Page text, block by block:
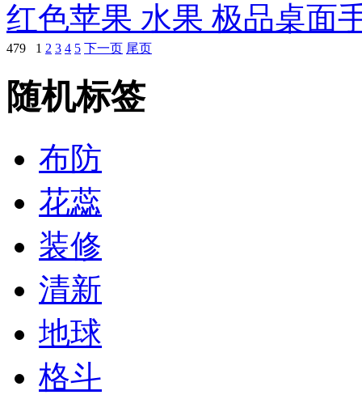
红色苹果 水果 极品桌面
479 1 2 3 4 5 下一页 尾页
随机标签
布防
花蕊
装修
清新
地球
格斗